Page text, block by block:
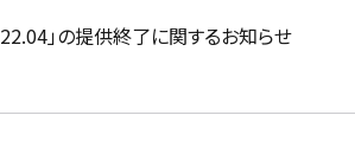
」の提供終了に関するお知らせ